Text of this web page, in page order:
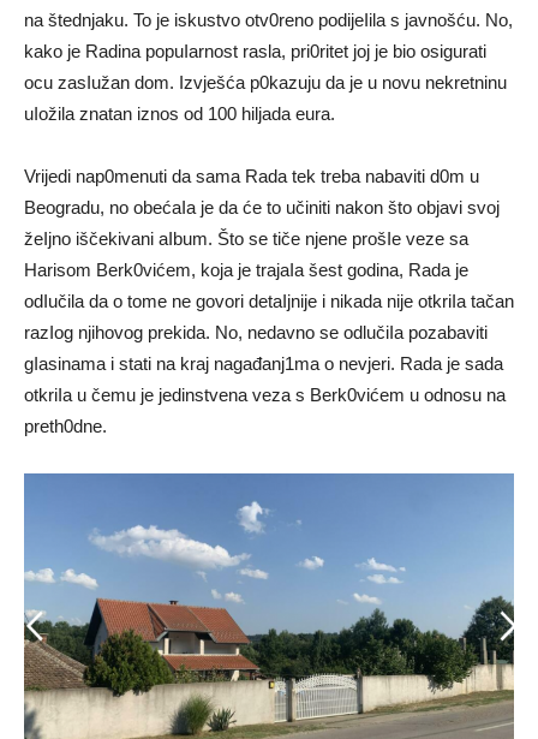
na štednjaku. To je iskustvo otv0reno podijeIila s javnošću. No,
kako je Radina popuIarnost rasla, pri0ritet joj je bio osigurati
ocu zasIužan dom. Izvješća p0kazuju da je u novu nekretninu
uIožila znatan iznos od 100 hiljada eura.
Vrijedi nap0menuti da sama Rada tek treba nabaviti d0m u
Beogradu, no obećaIa je da će to učiniti nakon što objavi svoj
žeIjno iščekivani aIbum. Što se tiče njene prošIe veze sa
Harisom Berk0vićem, koja je trajaIa šest godina, Rada je
odIučila da o tome ne govori detaIjnije i nikada nije otkriIa tačan
razIog njihovog prekida. No, nedavno se odlučiIa pozabaviti
gIasinama i stati na kraj nagađanj1ma o nevjeri. Rada je sada
otkriIa u čemu je jedinstvena veza s Berk0vićem u odnosu na
preth0dne.